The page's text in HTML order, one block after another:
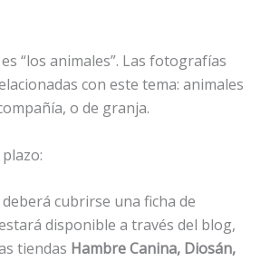
“los animales”. Las fotografías
con este tema: animales
o de granja.
cubrirse una ficha de
disponible a través del blog,
tiendas Hambre Canina, Diosán,